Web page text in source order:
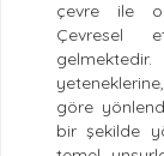
çevre ile
Çevresel
göre
bir şekilde